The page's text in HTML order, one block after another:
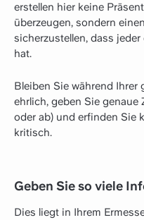
erstellen hier keine
überzeugen, sondern
sicherzustellen, dass
hat.
Bleiben Sie während
ehrlich, geben Sie
oder ab) und erfinden Sie
kritisch.
Geben Sie so viele
Dies liegt in Ihrem